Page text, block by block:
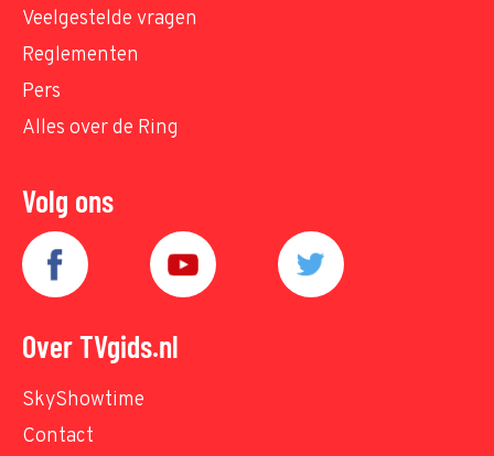
Veelgestelde vragen
Reglementen
Pers
Alles over de Ring
Volg ons
Over TVgids.nl
SkyShowtime
Contact